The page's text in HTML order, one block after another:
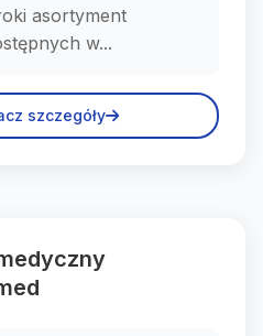
asortyment
w...
szczegóły